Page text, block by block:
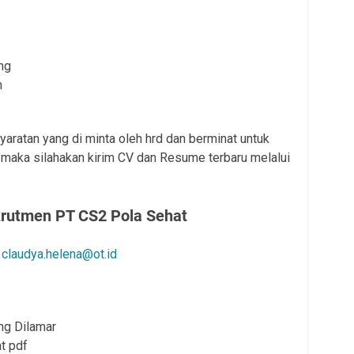
yang di minta oleh hrd dan berminat untuk
silahakan kirim CV dan Resume terbaru melalui
PT CS2 Pola Sehat
claudya.helena@ot.id
Dilamar
pdf